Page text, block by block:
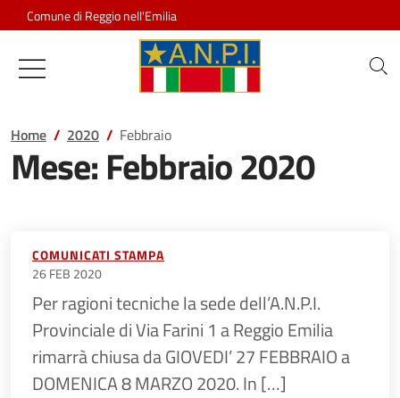
Salta al contenuto
Comune di Reggio nell'Emilia
Associazione Nazionale
Home 2020 Febbraio
Mese:Febbraio 2020
COMUNICATI STAMPA
26 FEB 2020
Per ragioni tecniche la sede dell’A.N.P.I.
Provinciale di Via Farini 1 a Reggio Emilia
rimarrà chiusa da GIOVEDI’ 27 FEBBRAIO a
DOMENICA 8 MARZO 2020. In […]